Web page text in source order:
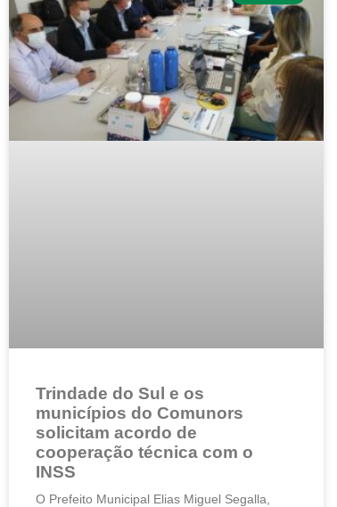
Trindade do Sul e os
municípios do Comunors
solicitam acordo de
cooperação técnica com o
INSS
O Prefeito Municipal Elias Miguel Segalla,